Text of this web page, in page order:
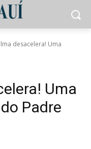
desacelera! Uma
Uma
Padre